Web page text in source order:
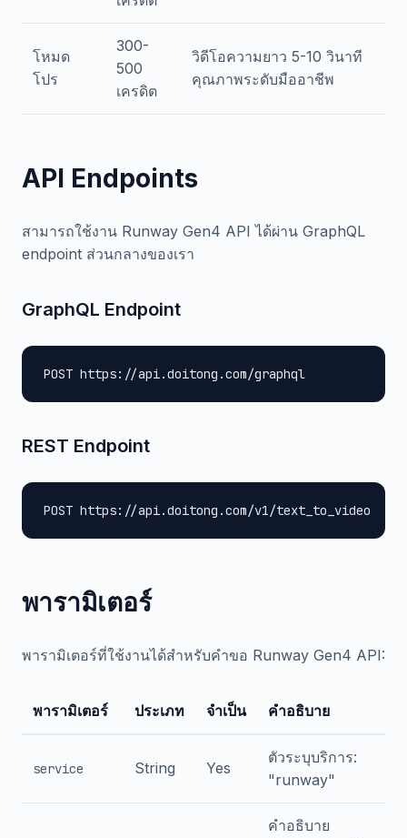
โหมด
โปร
300-
500
เครดิต
วิดีโอความยาว 5-10 วินาที
คุณภาพระดับมืออาชีพ
API Endpoints
สามารถใช้งาน Runway Gen4 API ได้ผ่าน GraphQL
endpoint ส่วนกลางของเรา
GraphQL Endpoint
POST https://api.doitong.com/graphql
REST Endpoint
POST https://api.doitong.com/v1/text_to_video
พารามิเตอร์
พารามิเตอร์ที่ใช้งานได้สำหรับคำขอ Runway Gen4 API:
พารามิเตอร์ ประเภท จำเป็น คำอธิบาย
service String Yes
ตัวระบุบริการ:
"runway"
คำอธิบาย